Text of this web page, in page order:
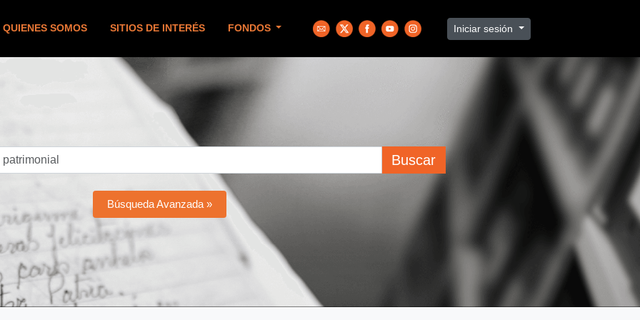
QUIENES SOMOS SITIOS DE INTERÉS FONDOS Iniciar sesión
Buscar
Búsqueda Avanzada »